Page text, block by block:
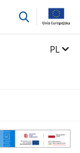
przejdź
Zmień
PL